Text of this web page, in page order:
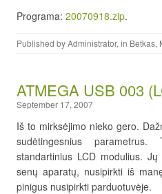
Programa: 20070918.zip.
Published byAdministrator, in Betkas,
ATMEGA USB 003
September 17, 2007
Iš to mirksėjimo nieko gero.
sudėtingesnius
standartinius LCD modulius.
senų aparatų, nusipirkti iš
pinigus nusipirkti parduotuvėje.